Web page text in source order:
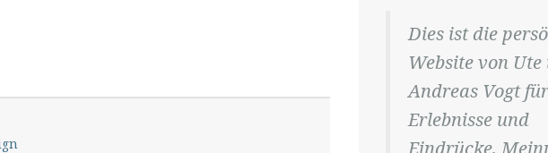
Dies ist die
Website von Ute
Andreas Vogt für
Erlebnisse und
Eindrücke,